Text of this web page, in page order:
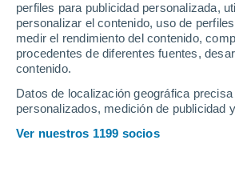
perfiles para publicidad personalizada,
personalizar el contenido, uso de
medir el rendimiento del contenido,
procedentes de diferentes fuentes,
contenido.
Datos de localización geográfica
personalizados, medición de publicidad
Ver nuestros 1199 socios